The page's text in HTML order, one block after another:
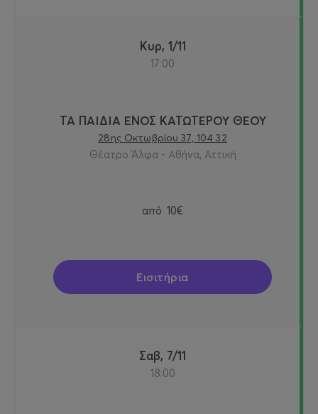
Κυρ, 1/11
17:00
ΤΑ ΠΑΙΔΙΑ ΕΝΟΣ ΚΑΤΩΤΕΡΟΥ ΘΕΟΥ
28ης Οκτωβρίου 37, 104 32
Θέατρο Άλφα - Αθήνα, Αττική
από 10€
Εισιτήρια
Σαβ, 7/11
18:00